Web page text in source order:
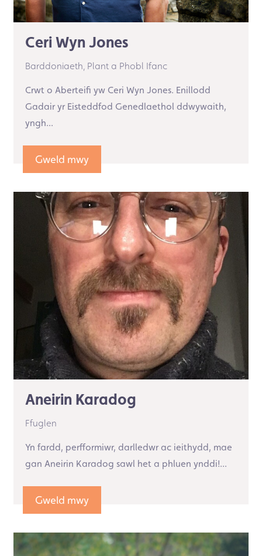
Ceri Wyn Jones
Barddoniaeth, Plant a Phobl Ifanc
Crwt o Aberteifi yw Ceri Wyn Jones. Enillodd
Gadair yr Eisteddfod Genedlaethol ddwywaith,
yngh...
Gweld mwy
Aneirin Karadog
Ffuglen
Yn fardd, perfformiwr, darlledwr ac ieithydd, mae
gan Aneirin Karadog sawl het a phluen ynddi!...
Gweld mwy